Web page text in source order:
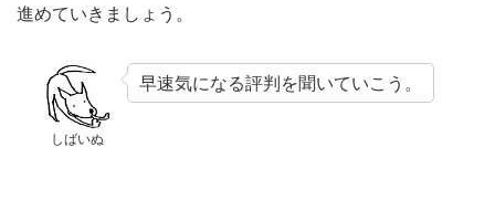
進めていきましょう。
しばいぬ
早速気になる評判を聞いていこう。